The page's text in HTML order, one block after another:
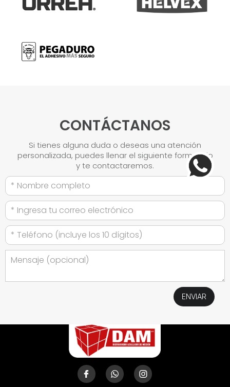
CONTÁCTANOS
Si tienes alguna duda o deseas una atención
personalizada, puedes llenar el siguiente formulario
y te contactaremos.